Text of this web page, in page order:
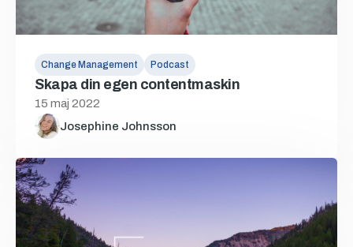
Change Management Podcast
Skapa din egen contentmaskin
15 maj 2022
Josephine Johnsson